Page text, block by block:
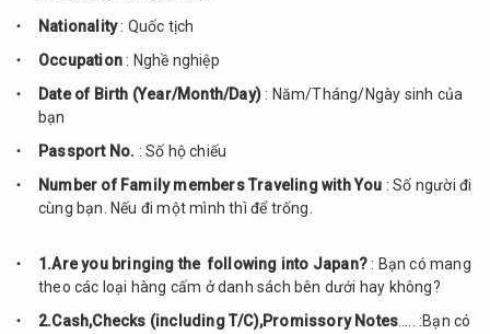
Nationality: Quốc tịch
Occupation : Nghề nghiệp
Date of Birth (Year/Month/Day) : Năm/Tháng/Ngày sinh của
bạn
Passport No. : Số hộ chiếu
Number of Family members Traveling with You : Số người đi
cùng bạn. Nếu đi một mình thì để trống.
1.Are you bringing the following into Japan? : Bạn có mang
theo các loại hàng cấm ở danh sách bên dưới hay không?
2.Cash,Checks (including T/C),Promissory Notes ….. :Bạn có